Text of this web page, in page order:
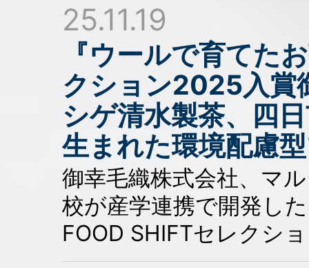
25.11.19
『ウールで育てた
クション2025入賞
シゲ清水製茶、四
生まれた環境配慮
御幸毛織株式会社、マ
校が産学連携で開発し
FOOD SHIFTセレクシ